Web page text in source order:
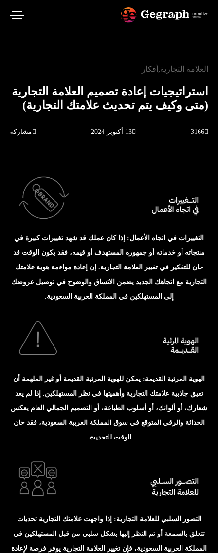
العلامة التجارية أفكار
استراتيجيات إعادة تصميم العلامة التجارية
(متى وكيف يتم تحديث علامتك التجارية)
3166 13 أكتوبر 2024 مشاركة
التغييرات في اتجاه الأعمال: إذا كان عملك قد شهد تغييرات كبيرة في
منتجاته أو خدماته أو جمهوره المستهدف أو قيمه، فقد يكون الوقت قد
حان للتفكير في تغيير العلامة التجارية. إن إعادة مواءمة هوية علامتك
التجارية مع اتجاهك الجديد يضمن الاتساق والوضوح في توصيل عروضك
إلى المستهلكين في المملكة العربية السعودية.
الهوية المرئية القديمة: يمكن للهوية المرئية القديمة أو غير الملهمة أن
تعيق جاذبية علامتك التجارية وأهميتها في نظر المستهلكين. إذا لم يعد
شعارك، أو ألوانك، أو أسلوب الطباعة، أو التصميم الجمالي العام يعكس
الحداثة والرقي المتوقع في سوق المملكة العربية السعودية، فقد حان
الوقت للتحديث.
التصور السلبي للعلامة التجارية: إذا واجهت علامتك التجارية تحديات
تتعلق بالسمعة أو تم النظر إليها بشكل سلبي من قبل المستهلكين في
المملكة العربية السعودية، فإن تغيير العلامة التجارية يوفر فرصة لإعادة